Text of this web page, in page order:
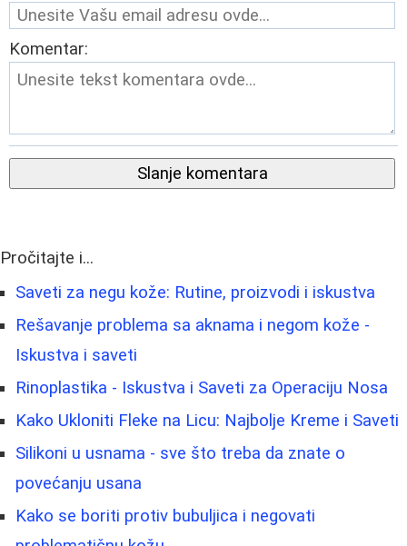
Komentar:
Slanje komentara
Pročitajte i...
Saveti za negu kože: Rutine, proizvodi i iskustva
Rešavanje problema sa aknama i negom kože -
Iskustva i saveti
Rinoplastika - Iskustva i Saveti za Operaciju Nosa
Kako Ukloniti Fleke na Licu: Najbolje Kreme i Saveti
Silikoni u usnama - sve što treba da znate o
povećanju usana
Kako se boriti protiv bubuljica i negovati